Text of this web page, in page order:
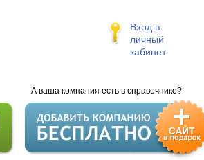
Вход в
личный
кабинет
А ваша компания есть в справочнике?